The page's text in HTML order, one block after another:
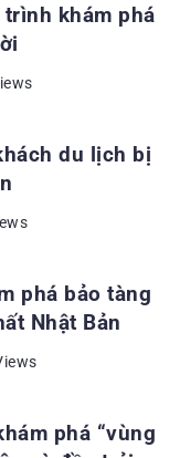
khám phá
BẢN
du lịch bị
phá bảo tàng
Nhật Bản
phá “vùng